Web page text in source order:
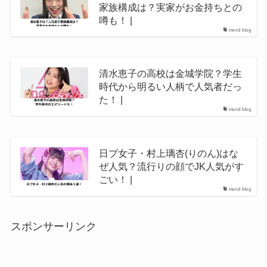
trend blog
家族構成は？実家がお金持ちとの
噂も！ |
trend blog
清水恵子の高校は金城学院？学生
時代から明るい人柄で人気者だっ
た！ |
trend blog
日プ女子・村上璃杏(りのん)はな
ぜ人気？流行りの顔でJK人気がす
ごい！ |
スポンサーリンク